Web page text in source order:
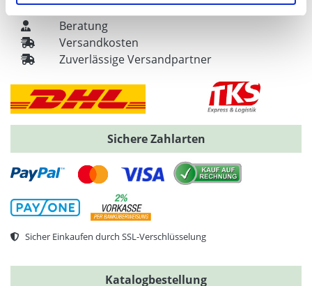
Ersatzteile & Reparaturen
Beratung
Versandkosten
Zuverlässige Versandpartner
Sichere Zahlarten
Sicher Einkaufen durch SSL-Verschlüsselung
Katalogbestellung